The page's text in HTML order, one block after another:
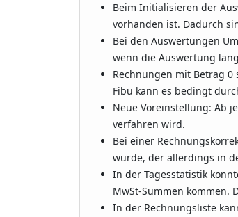
Beim Initialisieren der
vorhanden ist. Dadurch
Bei den Auswertungen
wenn die Auswertung
Rechnungen mit Betrag
Fibu kann es bedingt
Neue Voreinstellung: Ab
verfahren wird.
Bei einer
wurde, der allerdings in
In der Tagesstatistik
MwSt-Summen kommen.
In der Rechnungsliste